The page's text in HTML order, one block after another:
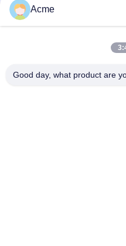
Acme
Good day, what product are